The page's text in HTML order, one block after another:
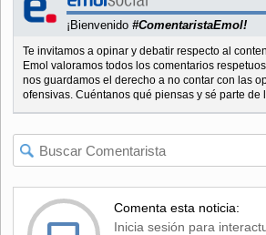
¡Bienvenido #ComentaristaEmol!
Te invitamos a opinar y debatir respecto al
Emol valoramos todos los comentarios
nos guardamos el derecho a no contar con las
ofensivas. Cuéntanos qué piensas y sé parte de
Comenta esta noticia:
Inicia sesión para